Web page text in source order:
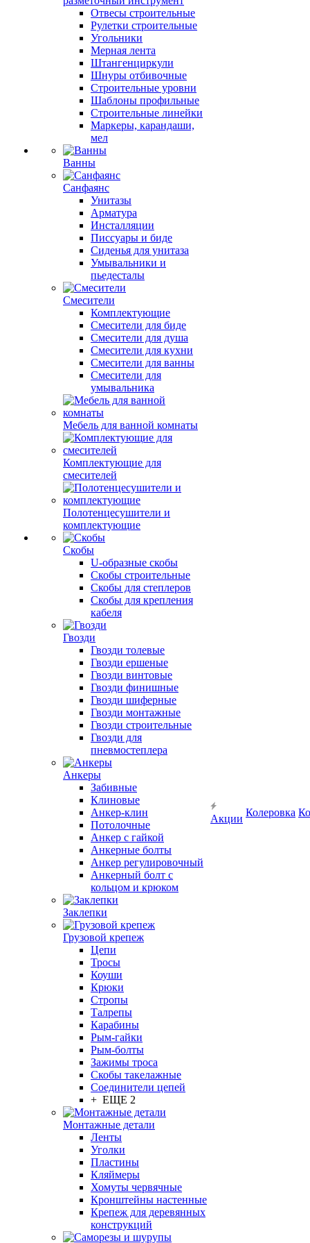
Отвесы строительные
Рулетки строительные
Угольники
Мерная лента
Штангенциркули
Шнуры отбивочные
Строительные уровни
Шаблоны профильные
Строительные линейки
Маркеры, карандаши,
мел
Ванны
Санфаянс
Унитазы
Арматура
Инсталляции
Писсуары и биде
Сиденья для унитаза
Умывальники и
пьедесталы
Смесители
Комплектующие
Смесители для биде
Смесители для душа
Смесители для кухни
Смесители для ванны
Смесители для
умывальника
Мебель для ванной комнаты
Комплектующие для
смесителей
Полотенцесушители и
комплектующие
Скобы
U-образные скобы
Скобы строительные
Скобы для степлеров
Скобы для крепления
кабеля
Гвозди
Гвозди толевые
Гвозди ершеные
Гвозди винтовые
Гвозди финишные
Гвозди шиферные
Гвозди монтажные
Гвозди строительные
Гвозди для
пневмостеплера
Анкеры
Забивные
Клиновые
Анкер-клин
Потолочные
Анкер с гайкой
Анкерные болты
Анкер регулировочный
Анкерный болт с
кольцом и крюком
Заклепки
Грузовой крепеж
Цепи
Тросы
Коуши
Крюки
Стропы
Талрепы
Карабины
Рым-гайки
Рым-болты
Зажимы троса
Скобы такелажные
Соединители цепей
+ ЕЩЕ 2
Монтажные детали
Ленты
Уголки
Пластины
Кляймеры
Хомуты червячные
Кронштейны настенные
Крепеж для деревянных
конструкций
Акции
Колеровка